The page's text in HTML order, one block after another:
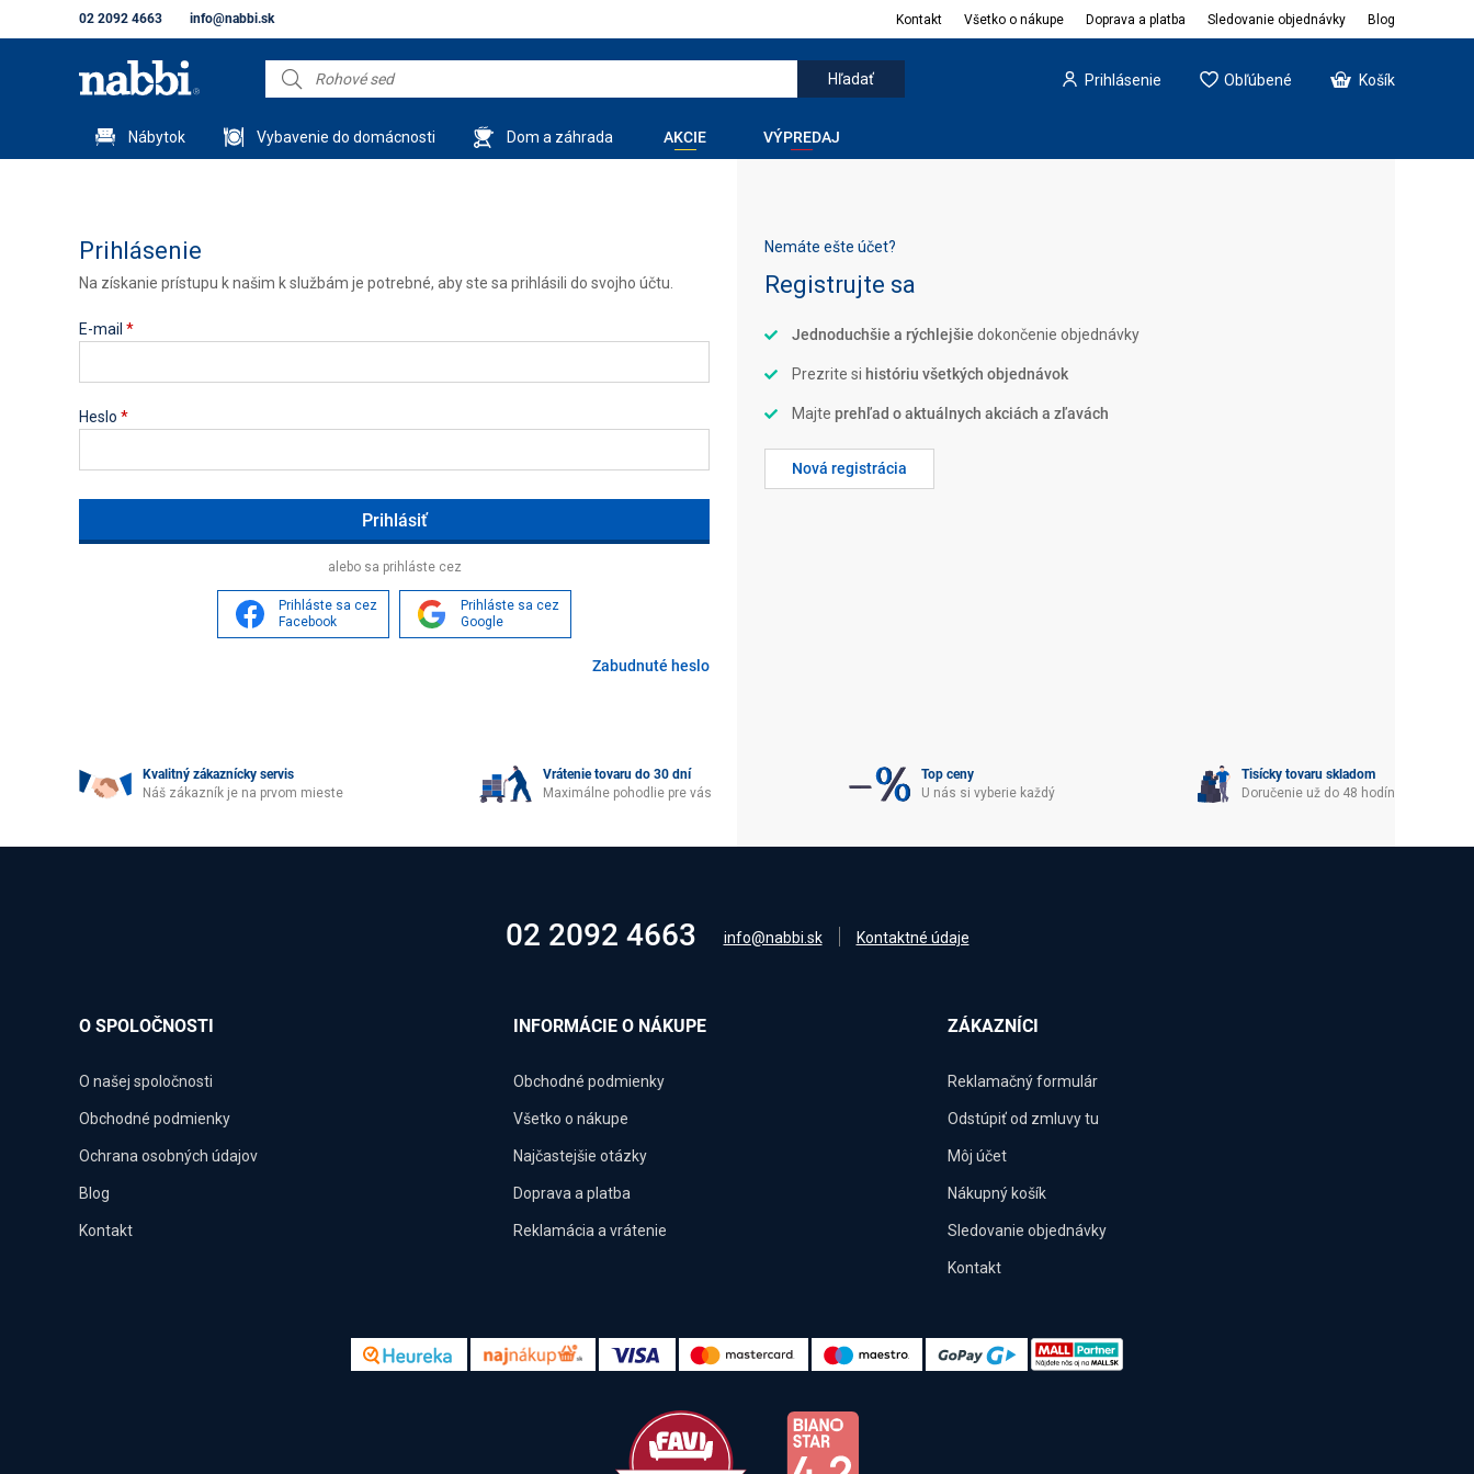
02 2092 4663 info@nabbi.sk Kontakt Všetko o nákupe Doprava a platba Sledovanie objednávky Blog
Prihlásenie Obľúbené Košík
Nábytok Vybavenie do domácnosti Dom a záhrada AKCIE VÝPREDAJ
Prihlásenie
Na získanie prístupu k našim k službám je potrebné, aby ste sa prihlásili do svojho účtu.
E-mail *
Heslo *
alebo sa prihláste cez
Prihláste sa cez
Facebook
Prihláste sa cez
Google
Zabudnuté heslo
Nemáte ešte účet?
Registrujte sa
Jednoduchšie a rýchlejšie dokončenie objednávky
Prezrite si históriu všetkých objednávok
Majte prehľad o aktuálnych akciách a zľavách
Nová registrácia
Kvalitný zákaznícky servis
Náš zákazník je na prvom mieste
Vrátenie tovaru do 30 dní
Maximálne pohodlie pre vás
Top ceny
U nás si vyberie každý
Tisícky tovaru skladom
Doručenie už do 48 hodín
02 2092 4663 info@nabbi.sk Kontaktné údaje
O SPOLOČNOSTI
O našej spoločnosti
Obchodné podmienky
Ochrana osobných údajov
Blog
Kontakt
INFORMÁCIE O NÁKUPE
Obchodné podmienky
Všetko o nákupe
Najčastejšie otázky
Doprava a platba
Reklamácia a vrátenie
ZÁKAZNÍCI
Reklamačný formulár
Odstúpiť od zmluvy tu
Môj účet
Nákupný košík
Sledovanie objednávky
Kontakt